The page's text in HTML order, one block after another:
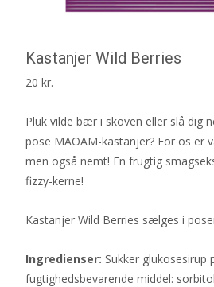
Kastanjer Wild Berries
20 kr.
Pluk vilde bær i skoven eller slå dig
pose MAOAM-kastanjer? For os er
men også nemt! En frugtig
fizzy-kerne!
Kastanjer Wild Berries sælges i
Ingredienser: Sukker glukosesirup
fugtighedsbevarende middel: